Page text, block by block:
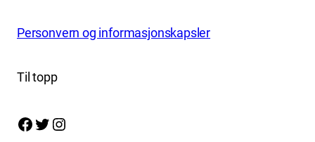
Personvern og informasjonskapsler
Til topp
Facebook Twitter Instagram